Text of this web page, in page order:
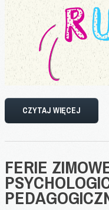
CZYTAJ WIĘCEJ
FERIE